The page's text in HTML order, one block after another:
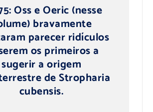
Oss e Oeric (nesse
bravamente
parecer ridículos
os primeiros a
sugerir a origem
de Stropharia
cubensis.